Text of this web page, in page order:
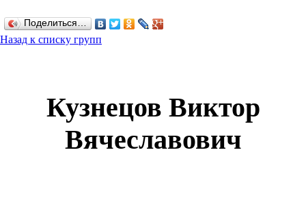
Поделиться…
Назад к списку групп
Кузнецов Виктор
Вячеславович